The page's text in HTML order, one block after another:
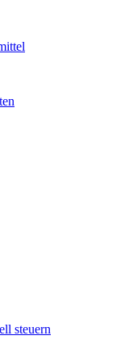
steuern